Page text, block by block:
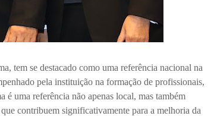
tem se destacado como uma referência nacional na
pela instituição na formação de profissionais,
é uma referência não apenas local, mas também
contribuem significativamente para a melhoria da